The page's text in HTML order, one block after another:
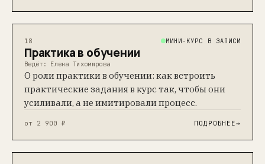
18 МИНИ-КУРС В ЗАПИСИ
Практика в обучении
Ведёт: Елена Тихомирова
О роли практики в обучении: как встроить
практические задания в курс так, чтобы они
усиливали, а не имитировали процесс.
от 2 900 ₽ ПОДРОБНЕЕ→